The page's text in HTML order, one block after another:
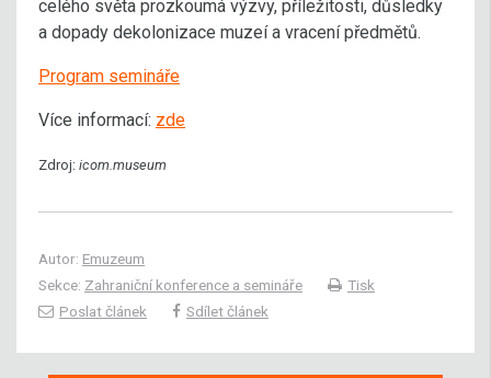
celého světa prozkoumá výzvy, příležitosti, důsledky
a dopady dekolonizace muzeí a vracení předmětů.
Program semináře
Více informací: zde
Zdroj: icom.museum
Autor: Emuzeum
Sekce: Zahraniční konference a semináře
Tisk
Poslat článek
Sdílet článek